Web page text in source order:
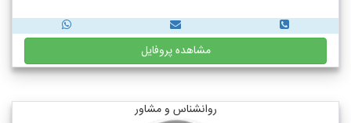
مشاهده پروفایل
روانشناس و مشاور